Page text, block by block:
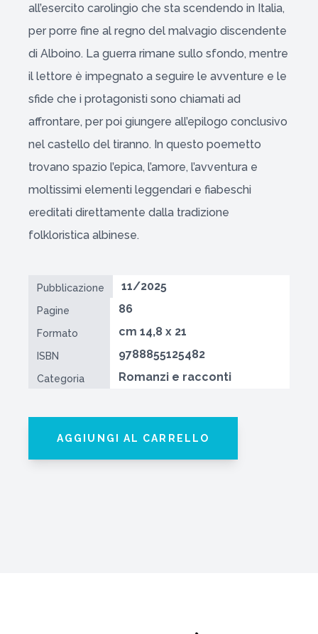
all’esercito carolingio che sta scendendo in Italia,
per porre fine al regno del malvagio discendente
di Alboino. La guerra rimane sullo sfondo, mentre
il lettore è impegnato a seguire le avventure e le
sfide che i protagonisti sono chiamati ad
affrontare, per poi giungere all’epilogo conclusivo
nel castello del tiranno. In questo poemetto
trovano spazio l’epica, l’amore, l’avventura e
moltissimi elementi leggendari e fiabeschi
ereditati direttamente dalla tradizione
folkloristica albinese.
Pubblicazione 11/2025
Pagine 86
Formato cm 14,8 x 21
ISBN 9788855125482
Categoria Romanzi e racconti
AGGIUNGI AL CARRELLO